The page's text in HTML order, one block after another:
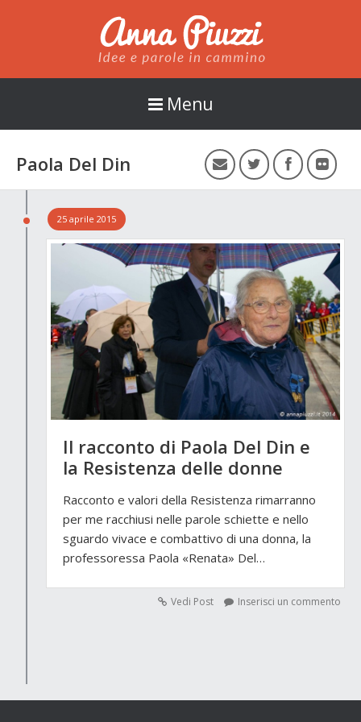
Anna Piuzzi
Menu
Paola Del Din
25 aprile 2015
Il racconto di Paola Del Din e
la Resistenza delle donne
Racconto e valori della Resistenza rimarranno
per me racchiusi nelle parole schiette e nello
sguardo vivace e combattivo di una donna, la
professoressa Paola «Renata» Del…
Vedi Post Inserisci un commento